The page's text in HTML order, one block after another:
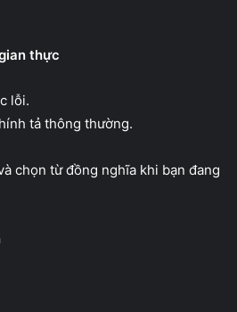
thực
lỗi.
tả thông thường.
chọn từ đồng nghĩa khi bạn đang